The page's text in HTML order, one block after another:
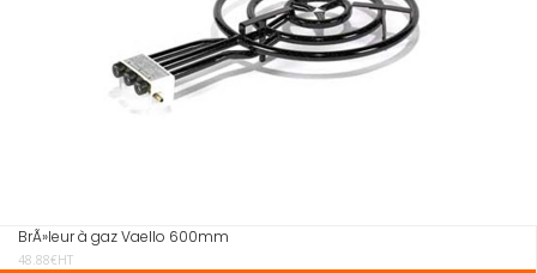
BrÃ»leur à gaz Vaello 600mm
48.88€HT